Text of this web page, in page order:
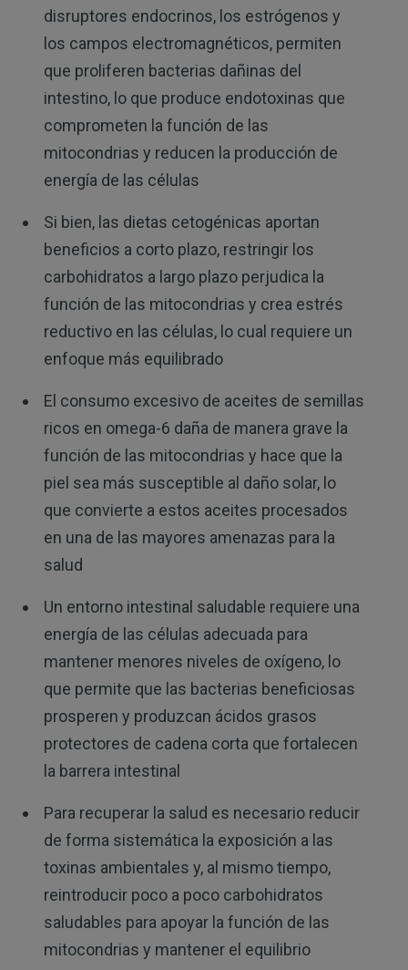
disruptores endocrinos, los estrógenos y
los campos electromagnéticos, permiten
que proliferen bacterias dañinas del
intestino, lo que produce endotoxinas que
comprometen la función de las
mitocondrias y reducen la producción de
energía de las células
Si bien, las dietas cetogénicas aportan
beneficios a corto plazo, restringir los
carbohidratos a largo plazo perjudica la
función de las mitocondrias y crea estrés
reductivo en las células, lo cual requiere un
enfoque más equilibrado
El consumo excesivo de aceites de semillas
ricos en omega-6 daña de manera grave la
función de las mitocondrias y hace que la
piel sea más susceptible al daño solar, lo
que convierte a estos aceites procesados
en una de las mayores amenazas para la
salud
Un entorno intestinal saludable requiere una
energía de las células adecuada para
mantener menores niveles de oxígeno, lo
que permite que las bacterias beneficiosas
prosperen y produzcan ácidos grasos
protectores de cadena corta que fortalecen
la barrera intestinal
Para recuperar la salud es necesario reducir
de forma sistemática la exposición a las
toxinas ambientales y, al mismo tiempo,
reintroducir poco a poco carbohidratos
saludables para apoyar la función de las
mitocondrias y mantener el equilibrio